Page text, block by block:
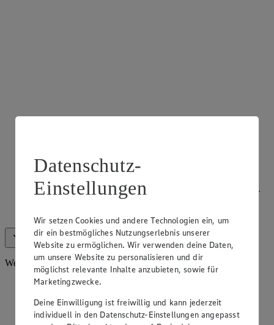
Frischetheke Fisch
Wir bieten dir täglich frischen Fisch an unserer Fischtheke –
Produkte aus nachhaltigem Fischfang erkennst du am MSC
Alle anzeigen (5)Weniger anzeigen
Weiteres Sortiment
Datenschutz-
Einstellungen
Wir setzen Cookies und andere Technologien ein, um
dir ein bestmögliches Nutzungserlebnis unserer
Website zu ermöglichen. Wir verwenden deine Daten,
um unsere Website zu personalisieren und dir
möglichst relevante Inhalte anzubieten, sowie für
Marketingzwecke.
Deine Einwilligung ist freiwillig und kann jederzeit
individuell in den Datenschutz-Einstellungen angepasst